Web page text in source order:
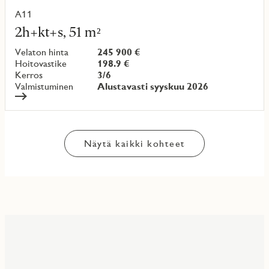
A11
2h+kt+s, 51 m²
Velaton hinta
245 900 €
Hoitovastike
198.9 €
Kerros
3/6
Valmistuminen
Alustavasti syyskuu 2026
Lue
lisää
kohteesta
Näytä kaikki kohteet